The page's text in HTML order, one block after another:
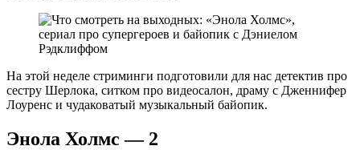
На этой неделе стриминги подготовили для нас детектив про
сестру Шерлока, ситком про видеосалон, драму с Дженнифер
Лоуренс и чудаковатый музыкальный байопик.
Энола Холмс — 2